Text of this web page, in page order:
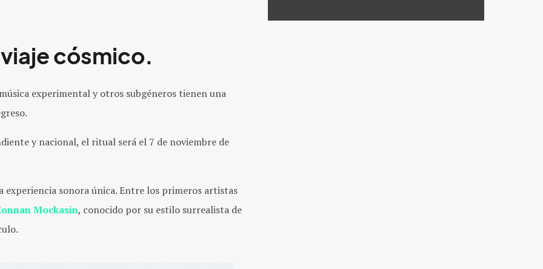
cósmico.
experimental y otros subgéneros tienen una
y nacional, el ritual será el 7 de noviembre de
sonora única. Entre los primeros artistas
Mockasin, conocido por su estilo surrealista de